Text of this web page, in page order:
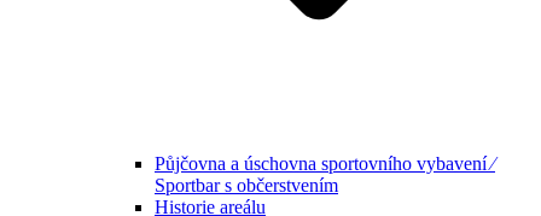
Půjčovna a úschovna sportovního vybavení ⁄
Sportbar s občerstvením
Historie areálu